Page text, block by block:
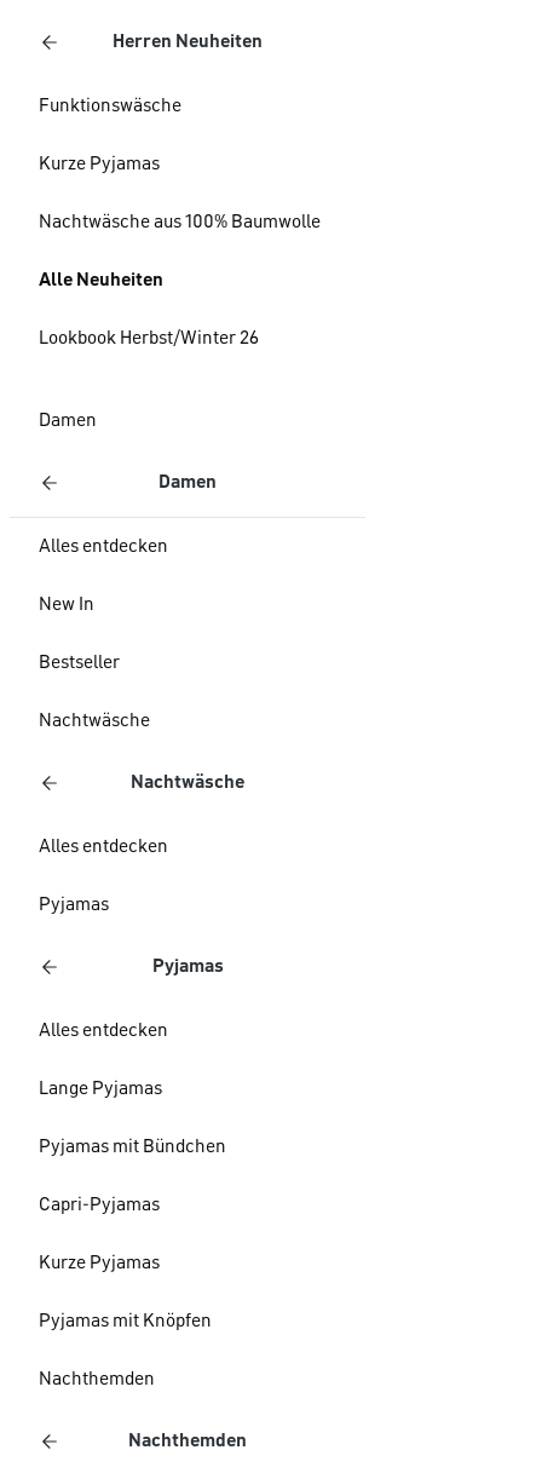
Herren Neuheiten
Funktionswäsche
Kurze Pyjamas
Nachtwäsche aus 100% Baumwolle
Alle Neuheiten
Lookbook Herbst/Winter 26
Damen
Damen
Alles entdecken
New In
Bestseller
Nachtwäsche
Nachtwäsche
Alles entdecken
Pyjamas
Pyjamas
Alles entdecken
Lange Pyjamas
Pyjamas mit Bündchen
Capri-Pyjamas
Kurze Pyjamas
Pyjamas mit Knöpfen
Nachthemden
Nachthemden